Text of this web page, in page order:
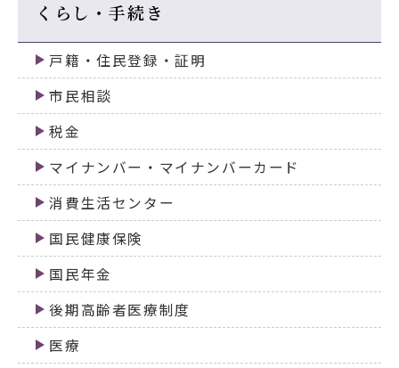
くらし・手続き
戸籍・住民登録・証明
市民相談
税金
マイナンバー・マイナンバーカード
消費生活センター
国民健康保険
国民年金
後期高齢者医療制度
医療